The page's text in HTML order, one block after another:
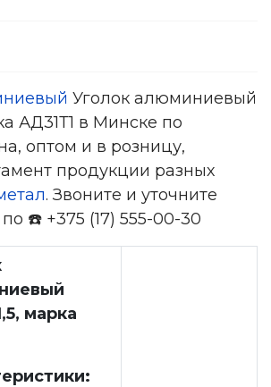
Уголок алюминиевый
АД31Т1 в Минске по
оптом и в розницу,
продукции разных
. Звоните и уточните
☎️ +375 (17) 555-00-30
марка